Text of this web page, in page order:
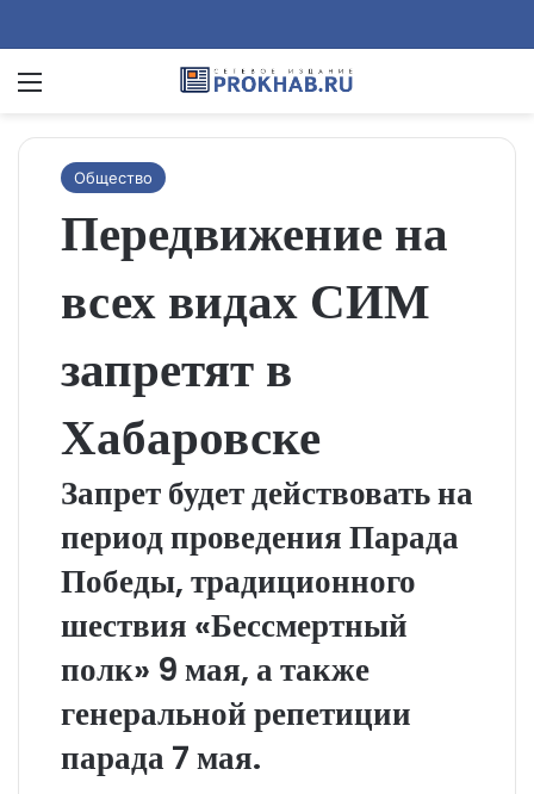
Menu
Общество
Передвижение на
всех видах СИМ
запретят в
Хабаровске
Запрет будет действовать на
период проведения Парада
Победы, традиционного
шествия «Бессмертный
полк» 9 мая, а также
генеральной репетиции
парада 7 мая.